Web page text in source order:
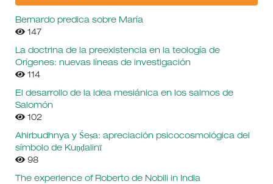
Bernardo predica sobre María
147
La doctrina de la preexistencia en la teología de
Orígenes: nuevas líneas de investigación
114
El desarrollo de la idea mesiánica en los salmos de
Salomón
102
Ahirbudhnya y Śeṣa: apreciación psicocosmológica del
símbolo de Kuṇḍalinī
98
The experience of Roberto de Nobili in India